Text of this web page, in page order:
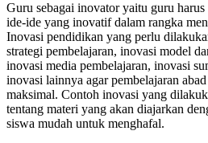
Guru sebagai inovator yaitu guru
ide-ide yang inovatif dalam rangka
Inovasi pendidikan yang perlu
strategi pembelajaran, inovasi model
inovasi media pembelajaran, inovasi
inovasi lainnya agar pembelajaran
maksimal. Contoh inovasi yang
tentang materi yang akan diajarkan
siswa mudah untuk menghafal.